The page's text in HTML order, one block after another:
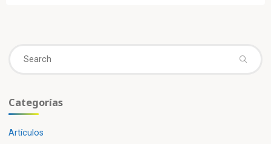
Categorías
Artículos